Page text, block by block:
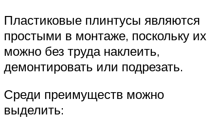
Пластиковые плинтусы являются
простыми в монтаже, поскольку их
можно без труда наклеить,
демонтировать или подрезать.
Среди преимуществ можно
выделить: